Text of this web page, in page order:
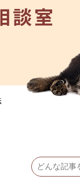
談室